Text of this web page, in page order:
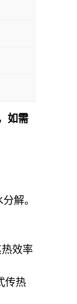
如需
解。
效率
传热